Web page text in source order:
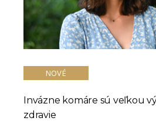
NOVÉ
Invázne komáre sú veľkou
zdravie